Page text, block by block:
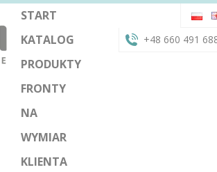
START
KATALOG
PRODUKTY
FRONTY
NA
WYMIAR
KLIENTA
+48 660 491